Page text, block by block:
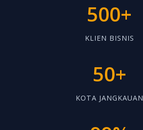
500+
KLIEN BISNIS
50+
KOTA JANGKAUAN